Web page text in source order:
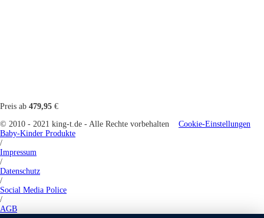
Preis ab 479,95 €
© 2010 - 2021 king-t.de - Alle Rechte vorbehalten Cookie-Einstellungen
Baby-Kinder Produkte
/
Impressum
/
Datenschutz
/
Social Media Police
/
AGB